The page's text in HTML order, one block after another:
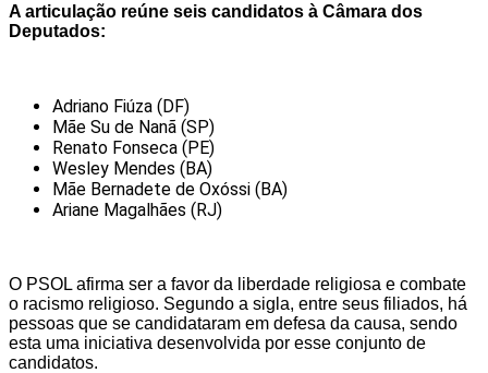
A articulação reúne seis candidatos à Câmara dos
Deputados:
Adriano Fiúza (DF)
Mãe Su de Nanã (SP)
Renato Fonseca (PE)
Wesley Mendes (BA)
Mãe Bernadete de Oxóssi (BA)
Ariane Magalhães (RJ)
O PSOL afirma ser a favor da liberdade religiosa e combate
o racismo religioso. Segundo a sigla, entre seus filiados, há
pessoas que se candidataram em defesa da causa, sendo
esta uma iniciativa desenvolvida por esse conjunto de
candidatos.